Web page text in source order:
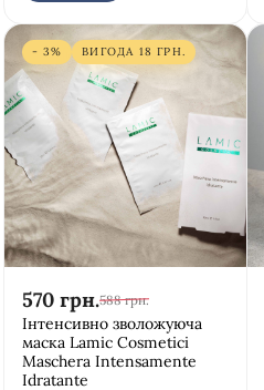
- 3% ВИГОДА 18 ГРН.
570 грн.588 грн.
Інтенсивно зволожуюча
маска Lamic Cosmetici
Maschera Intensamente
Idratante